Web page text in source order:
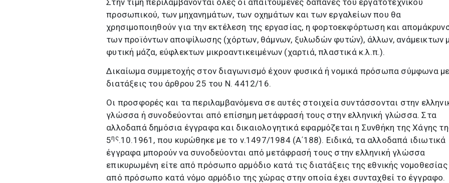
Στην τιμή περιλαμβάνονται όλες οι απαιτούμενες δαπάνες του εργατοτεχνικού
προσωπικού, των μηχανημάτων, των οχημάτων και των εργαλείων που θα
χρησιμοποιηθούν για την εκτέλεση της εργασίας, η φορτοεκφόρτωση και
των προϊόντων αποψίλωσης (χόρτων, θάμνων, ξυλωδών φυτών), άλλων, ανάμεικτων
φυτική μάζα, εύφλεκτων μικροαντικειμένων (χαρτιά, πλαστικά κ.λ.π.).
Δικαίωμα συμμετοχής στον διαγωνισμό έχουν φυσικά ή νομικά πρόσωπα σύμφωνα
διατάξεις του άρθρου 25 του Ν. 4412/16.
Οι προσφορές και τα περιλαμβανόμενα σε αυτές στοιχεία συντάσσονται στην
γλώσσα ή συνοδεύονται από επίσημη μετάφρασή τους στην ελληνική γλώσσα. Στα
αλλοδαπά δημόσια έγγραφα και δικαιολογητικά εφαρμόζεται η Συνθήκη της Χάγης
5ης.10.1961, που κυρώθηκε με το ν.1497/1984 (Α΄188). Ειδικά, τα αλλοδαπά ιδιωτικά
έγγραφα μπορούν να συνοδεύονται από μετάφρασή τους στην ελληνική γλώσσα
επικυρωμένη είτε από πρόσωπο αρμόδιο κατά τις διατάξεις της εθνικής νομοθεσίας
από πρόσωπο κατά νόμο αρμόδιο της χώρας στην οποία έχει συνταχθεί το έγγραφο.